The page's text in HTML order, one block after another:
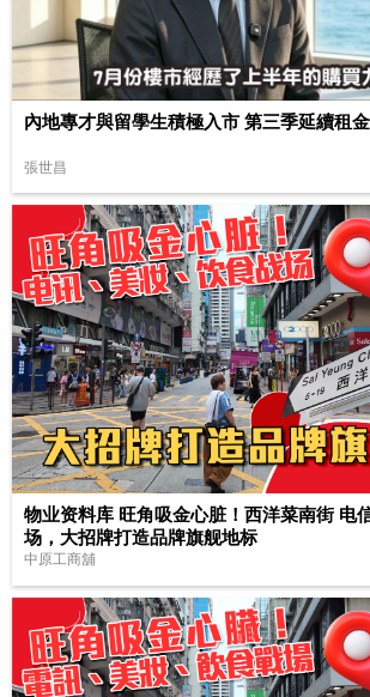
內地專才與留學生積極入市 第三季延續租
張世昌
物业资料库 旺角吸金心脏！西洋菜南街 电
场，大招牌打造品牌旗舰地标
中原工商舖